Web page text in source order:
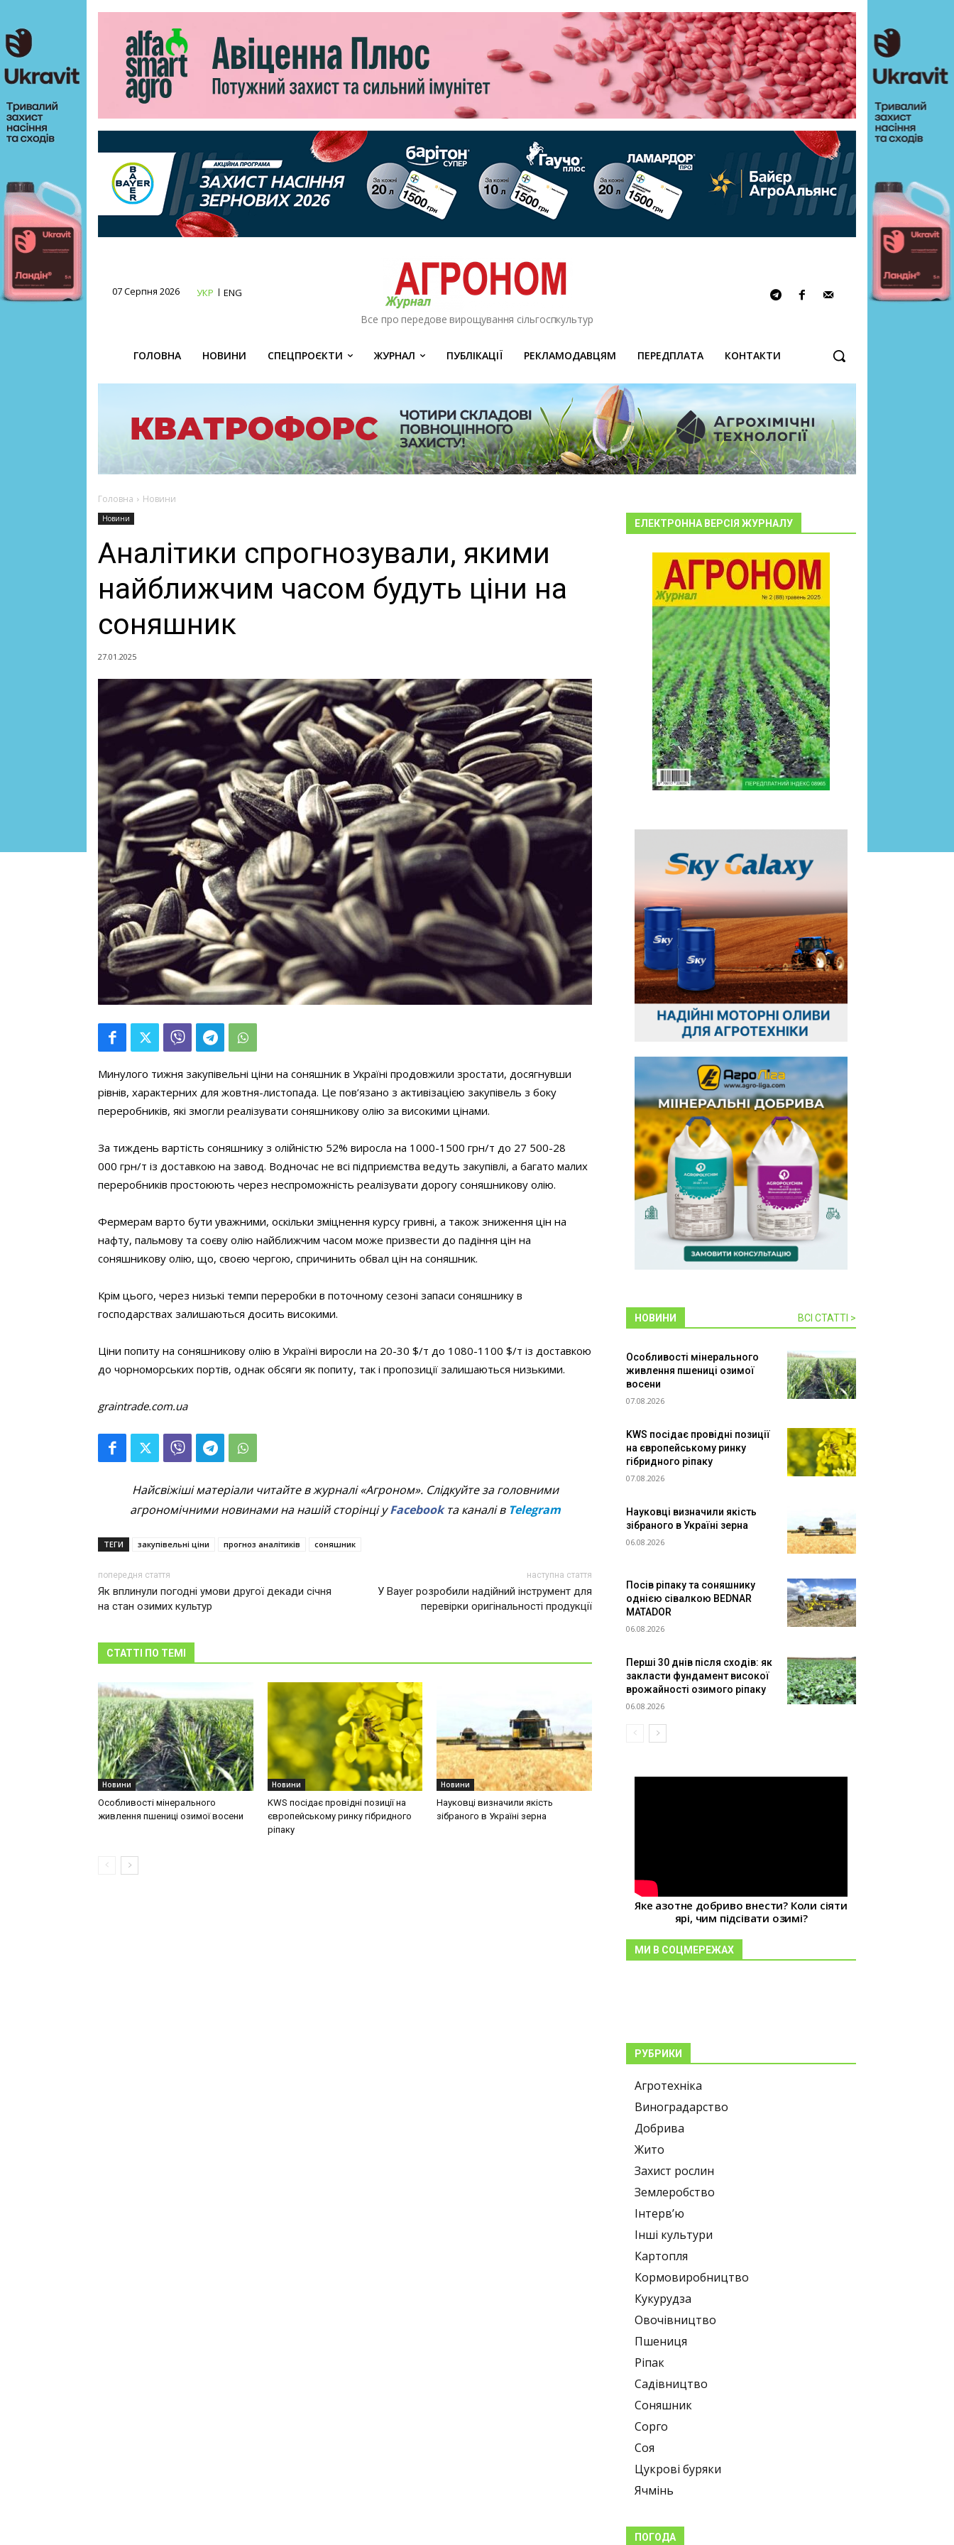
07 Серпня 2026 УКР ENG
Все про передове вирощування сільгоспкультур
ГОЛОВНА НОВИНИ СПЕЦПРОЄКТИ ЖУРНАЛ ПУБЛІКАЦІЇ РЕКЛАМОДАВЦЯМ ПЕРЕДПЛАТА КОНТАКТИ
Головна Новини
Новини
Аналітики спрогнозували, якими
найближчим часом будуть ціни на
соняшник
27.01.2025
Минулого тижня закупівельні ціни на соняшник в Україні продовжили зростати, досягнувши
рівнів, характерних для жовтня-листопада. Це пов’язано з активізацією закупівель з боку
переробників, які змогли реалізувати соняшникову олію за високими цінами.
За тиждень вартість соняшнику з олійністю 52% виросла на 1000-1500 грн/т до 27 500-28
000 грн/т із доставкою на завод. Водночас не всі підприємства ведуть закупівлі, а багато малих
переробників простоюють через неспроможність реалізувати дорогу соняшникову олію.
Фермерам варто бути уважними, оскільки зміцнення курсу гривні, а також зниження цін на
нафту, пальмову та соєву олію найближчим часом може призвести до падіння цін на
соняшникову олію, що, своєю чергою, спричинить обвал цін на соняшник.
Крім цього, через низькі темпи переробки в поточному сезоні запаси соняшнику в
господарствах залишаються досить високими.
Ціни попиту на соняшникову олію в Україні виросли на 20-30 $/т до 1080-1100 $/т із доставкою
до чорноморських портів, однак обсяги як попиту, так і пропозиції залишаються низькими.
graintrade.com.ua
Найсвіжіші матеріали читайте в журналі «Агроном». Слідкуйте за головними
агрономічними новинами на нашій сторінці уFacebookта каналі в Telegram
ТЕГИ закупівельні ціни прогноз аналітиків соняшник
попередня стаття
Як вплинули погодні умови другої декади січня
на стан озимих культур
наступна стаття
У Bayer розробили надійний інструмент для
перевірки оригінальності продукції
СТАТТІ ПО ТЕМІ
Новини
Особливості мінерального
живлення пшениці озимої восени
Новини
KWS посідає провідні позиції на
європейському ринку гібридного
ріпаку
Новини
Науковці визначили якість
зібраного в Україні зерна
ЕЛЕКТРОННА ВЕРСІЯ ЖУРНАЛУ
НОВИНИ ВСІ СТАТТІ >
Особливості мінерального
живлення пшениці озимої
восени
07.08.2026
KWS посідає провідні позиції
на європейському ринку
гібридного ріпаку
07.08.2026
Науковці визначили якість
зібраного в Україні зерна
06.08.2026
Посів ріпаку та соняшнику
однією сівалкою BEDNAR
MATADOR
06.08.2026
Перші 30 днів після сходів: як
закласти фундамент високої
врожайності озимого ріпаку
06.08.2026
Яке азотне добриво внести? Коли сіяти
ярі, чим підсівати озимі?
МИ В СОЦМЕРЕЖАХ
РУБРИКИ
Агротехніка
Виноградарство
Добрива
Жито
Захист рослин
Землеробство
Інтерв’ю
Інші культури
Картопля
Кормовиробництво
Кукурудза
Овочівництво
Пшениця
Ріпак
Садівництво
Соняшник
Сорго
Соя
Цукрові буряки
Ячмінь
ПОГОДА